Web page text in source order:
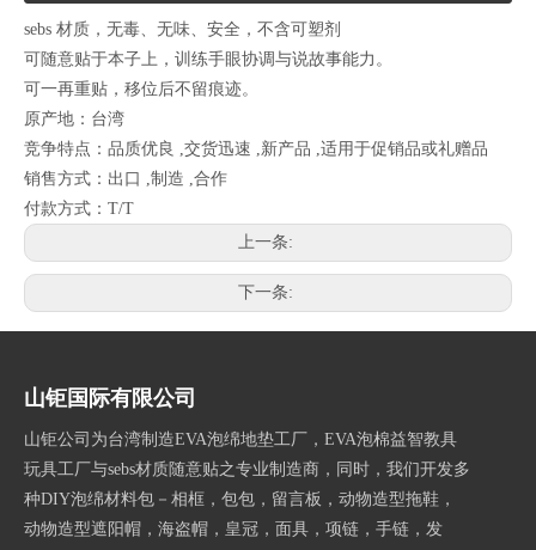
sebs 材质，无毒、无味、安全，不含可塑剂
可随意贴于本子上，训练手眼协调与说故事能力。
可一再重贴，移位后不留痕迹。
原产地：台湾
竞争特点：品质优良 ,交货迅速 ,新产品 ,适用于促销品或礼赠品
销售方式：出口 ,制造 ,合作
付款方式：T/T
上一条:
下一条:
山钜国际有限公司
山钜公司为台湾制造EVA泡绵地垫工厂，EVA泡棉益智教具
玩具工厂与sebs材质随意贴之专业制造商，同时，我们开发多
种DIY泡绵材料包－相框，包包，留言板，动物造型拖鞋，
动物造型遮阳帽，海盗帽，皇冠，面具，项链，手链，发